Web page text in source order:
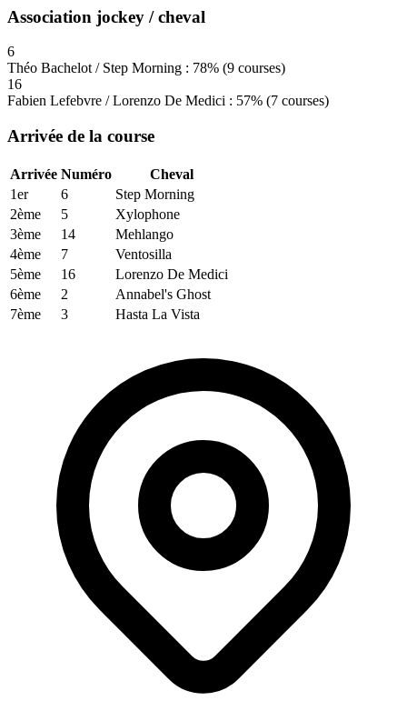
Association jockey / cheval
6
Théo Bachelot / Step Morning : 78% (9 courses)
16
Fabien Lefebvre / Lorenzo De Medici : 57% (7 courses)
Arrivée de la course
Arrivée Numéro
Cheval
1er
6
Step Morning
2ème
5
Xylophone
3ème
14
Mehlango
4ème
7
Ventosilla
5ème
16
Lorenzo De Medici
6ème
2
Annabel's Ghost
7ème
3 Hasta La Vista